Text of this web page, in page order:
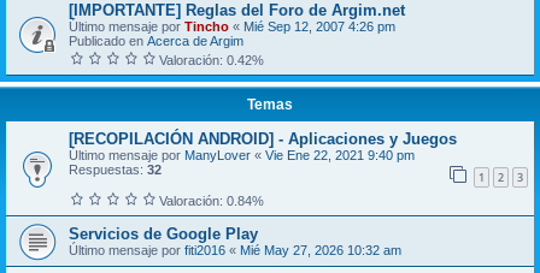
[IMPORTANTE] Reglas del Foro de Argim.net
Último mensaje por Tincho « Mié Sep 12, 2007 4:26 pm
Publicado en Acerca de Argim
Valoración: 0.42%
Temas
[RECOPILACIÓN ANDROID] - Aplicaciones y Juegos
Último mensaje por ManyLover « Vie Ene 22, 2021 9:40 pm
Respuestas: 32 1 2 3
Valoración: 0.84%
Servicios de Google Play
Último mensaje por fiti2016 « Mié May 27, 2026 10:32 am